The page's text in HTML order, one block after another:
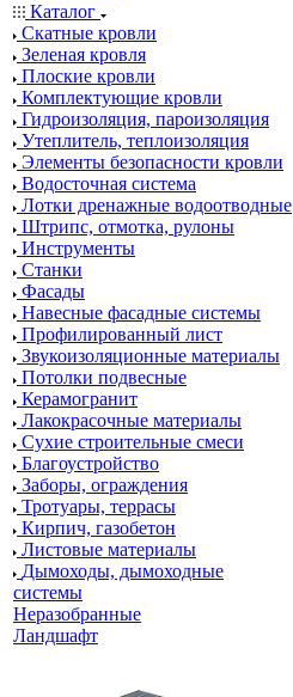
Каталог
Скатные кровли
Зеленая кровля
Плоские кровли
Комплектующие кровли
Гидроизоляция, пароизоляция
Утеплитель, теплоизоляция
Элементы безопасности кровли
Водосточная система
Лотки дренажные водоотводные
Штрипс, отмотка, рулоны
Инструменты
Станки
Фасады
Навесные фасадные системы
Профилированный лист
Звукоизоляционные материалы
Потолки подвесные
Керамогранит
Лакокрасочные материалы
Сухие строительные смеси
Благоустройство
Заборы, ограждения
Тротуары, террасы
Кирпич, газобетон
Листовые материалы
Дымоходы, дымоходные
системы
Неразобранные
Ландшафт